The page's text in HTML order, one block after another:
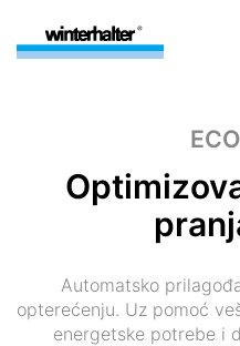
Automatsko
opterećenju. Uz pomoć
energetske potrebe i